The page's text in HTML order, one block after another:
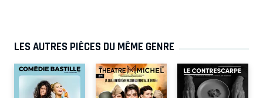
LES AUTRES PIÈCES DU MÊME GENRE